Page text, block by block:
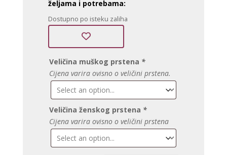
željama i potrebama:
Dostupno po isteku zaliha
Veličina muškog prstena *
Cijena varira ovisno o veličini prstena.
Veličina ženskog prstena *
Cijena varira ovisno o veličini prstena